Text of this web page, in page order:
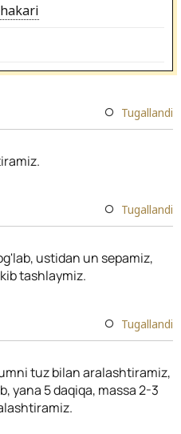
Tugallandi
Tugallandi
ustidan un sepamiz,
tashlaymiz.
Tugallandi
tuz bilan aralashtiramiz,
yana 5 daqiqa, massa 2-3